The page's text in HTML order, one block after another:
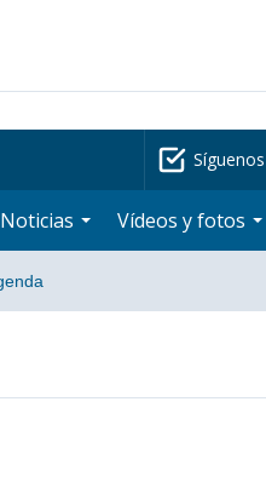
Síguenos
Noticias Vídeos y fotos